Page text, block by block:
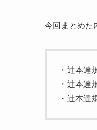
今回まとめた
・辻本達
・辻本達
・辻本達